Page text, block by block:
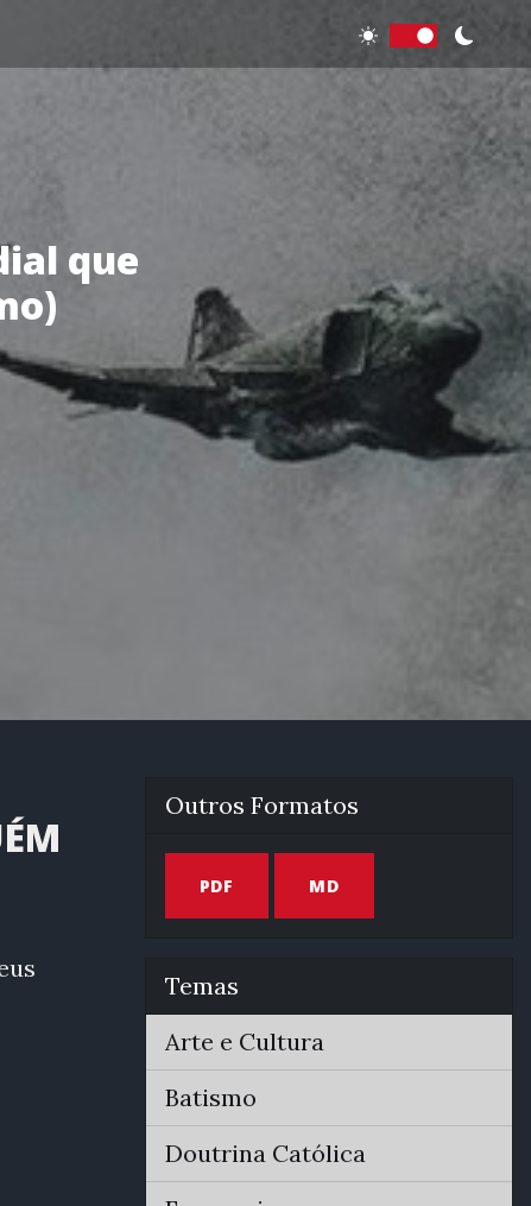
que
Outros Formatos
PDF MD
Temas
Arte e Cultura
Batismo
Doutrina Católica